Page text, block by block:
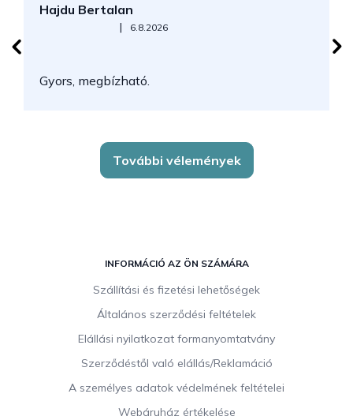
Hajdu Bertalan
Az áruház értékelése 5-ből 5 csillag.
| 6.8.2026
Gyors, megbízható.
További vélemények
INFORMÁCIÓ AZ ÖN SZÁMÁRA
Szállítási és fizetési lehetőségek
Általános szerződési feltételek
Elállási nyilatkozat formanyomtatvány
Szerződéstől való elállás/Reklamáció
A személyes adatok védelmének feltételei
Webáruház értékelése